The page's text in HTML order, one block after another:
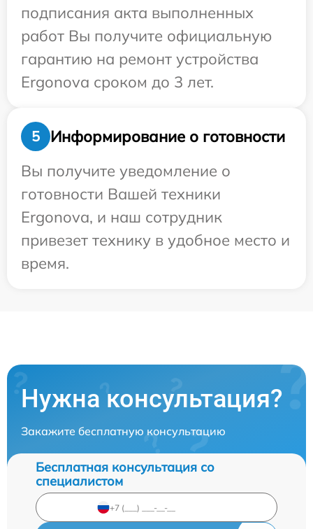
подписания акта выполненных
работ Вы получите официальную
гарантию на ремонт устройства
Ergonova сроком до 3 лет.
5
Информирование о готовности
Вы получите уведомление о
готовности Вашей техники
Ergonova, и наш сотрудник
привезет технику в удобное место и
время.
Нужна консультация?
Закажите бесплатную консультацию
Бесплатная консультация со
специалистом